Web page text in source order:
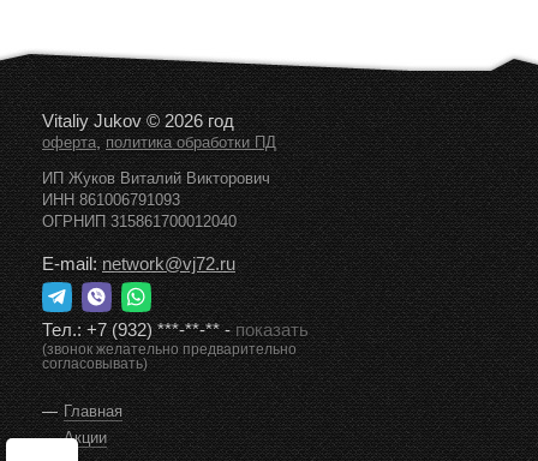
Vitaliy Jukov © 2026 год
оферта,политика обработки ПД
ИП Жуков Виталий Викторович
ИНН 861006791093
ОГРНИП 315861700012040
E-mail:network@vj72.ru
Тел.:+7 (932) ***-**-**-показать
(звонок желательно предварительно
согласовывать)
Главная
Акции